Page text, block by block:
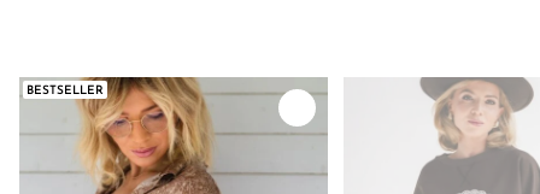
BESTSELLER